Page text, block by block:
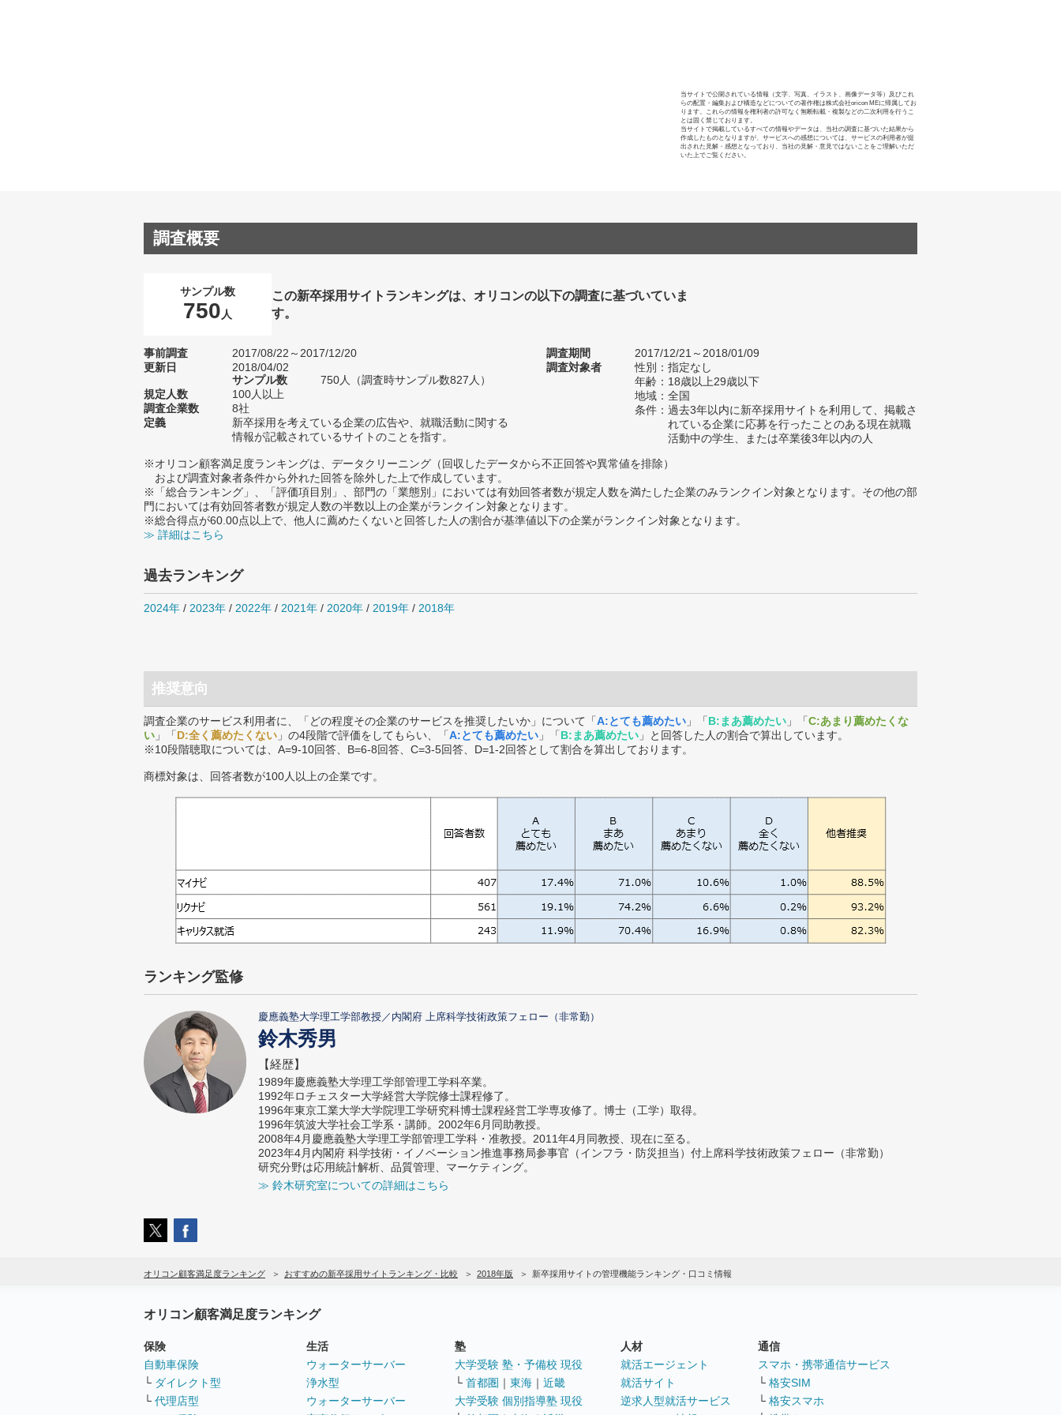
当サイトで公開されている情報（文字、写真、イラスト、画像データ等）及びこれ
らの配置・編集および構造などについての著作権は株式会社oricon MEに帰属してお
ります。これらの情報を権利者の許可なく無断転載・複製などの二次利用を行うこ
とは固く禁じております。
当サイトで掲載しているすべての情報やデータは、当社の調査に基づいた結果から
作成したものとなりますが、サービスへの感想については、サービスの利用者が提
出された見解・感想となっており、当社の見解・意見ではないことをご理解いただ
いた上でご覧ください。
調査概要
サンプル数
750 人
この新卒採用サイトランキングは、オリコンの以下の調査に基づいていま
す。
事前調査
2017/08/22～2017/12/20
更新日
2018/04/02
サンプル数
750人（調査時サンプル数827人）
規定人数
100人以上
調査企業数
8社
定義
新卒採用を考えている企業の広告や、就職活動に関する
情報が記載されているサイトのことを指す。
調査期間
2017/12/21～2018/01/09
調査対象者
性別：指定なし
年齢：18歳以上29歳以下
地域：全国
条件：過去3年以内に新卒採用サイトを利用して、掲載さ
れている企業に応募を行ったことのある現在就職
活動中の学生、または卒業後3年以内の人
※オリコン顧客満足度ランキングは、データクリーニング（回収したデータから不正回答や異常値を排除）
および調査対象者条件から外れた回答を除外した上で作成しています。
※「総合ランキング」、「評価項目別」、部門の「業態別」においては有効回答者数が規定人数を満たした企業のみランクイン対象となります。その他の部
門においては有効回答者数が規定人数の半数以上の企業がランクイン対象となります。
※総合得点が60.00点以上で、他人に薦めたくないと回答した人の割合が基準値以下の企業がランクイン対象となります。
≫ 詳細はこちら
過去ランキング
2024年 / 2023年 / 2022年 / 2021年 / 2020年 / 2019年 / 2018年
推奨意向
調査企業のサービス利用者に、「どの程度その企業のサービスを推奨したいか」について「A:とても薦めたい 」「B:まあ薦めたい 」「C:あまり薦めたくな
い 」「D:全く薦めたくない 」の4段階で評価をしてもらい、「A:とても薦めたい 」「B:まあ薦めたい 」と回答した人の割合で算出しています。
※10段階聴取については、A=9-10回答、B=6-8回答、C=3-5回答、D=1-2回答として割合を算出しております。
商標対象は、回答者数が100人以上の企業です。
ランキング監修
慶應義塾大学理工学部教授／内閣府 上席科学技術政策フェロー（非常勤）
鈴木秀男
【経歴】
1989年慶應義塾大学理工学部管理工学科卒業。
1992年ロチェスター大学経営大学院修士課程修了。
1996年東京工業大学大学院理工学研究科博士課程経営工学専攻修了。博士（工学）取得。
1996年筑波大学社会工学系・講師。2002年6月同助教授。
2008年4月慶應義塾大学理工学部管理工学科・准教授。2011年4月同教授、現在に至る。
2023年4月内閣府 科学技術・イノベーション推進事務局参事官（インフラ・防災担当）付上席科学技術政策フェロー（非常勤）
研究分野は応用統計解析、品質管理、マーケティング。
≫ 鈴木研究室についての詳細はこちら
オリコン顧客満足度ランキング おすすめの新卒採用サイトランキング・比較 2018年版 新卒採用サイトの管理機能ランキング・口コミ情報
オリコン顧客満足度ランキング
保険
自動車保険
└ ダイレクト型
└ 代理店型
生活
ウォーターサーバー
浄水型
ウォーターサーバー
塾
大学受験 塾・予備校 現役
└ 首都圏 ｜ 東海 ｜ 近畿
大学受験 個別指導塾 現役
人材
就活エージェント
就活サイト
逆求人型就活サービス
通信
スマホ・携帯通信サービス
└ 格安SIM
└ 格安スマホ